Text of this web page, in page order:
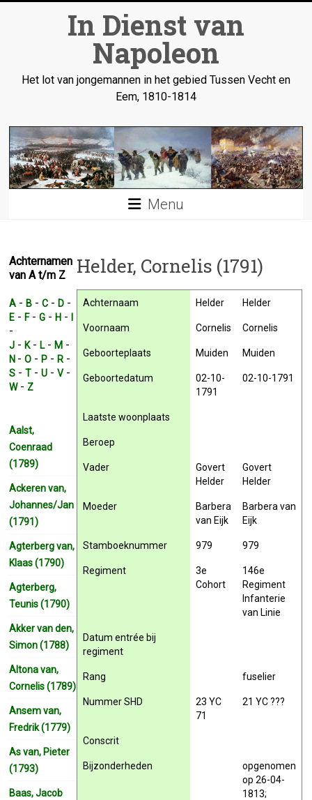
In Dienst van
Napoleon
Het lot van jongemannen in het gebied Tussen Vecht en
Eem, 1810-1814
Menu
Helder, Cornelis (1791)
Achternaam Helder Helder
Voornaam Cornelis Cornelis
Geboorteplaats Muiden Muiden
Geboortedatum
02-10-
1791
02-10-1791
Laatste woonplaats
Beroep
Vader
Govert
Helder
Govert
Helder
Moeder
Barbera
van Eijk
Barbera van
Eijk
Stamboeknummer 979 979
Regiment
3e
Cohort
146e
Regiment
Infanterie
van Linie
Datum entrée bij
regiment
Rang fuselier
Nummer SHD
23 YC
71
21 YC ???
Conscrit
Bijzonderheden
opgenomen
op 26-04-
1813;
Achternamen
van A t/m Z
A -B -C -D -
E -F-G -H -
-
J -K-L-M -
N -O -P -R -
S -T -U -V-
W- Z
Aalst,
Coenraad
(1789)
Ackeren van,
Johannes/Jan
(1791)
Agterberg van,
Klaas (1790)
Agterberg,
Teunis (1790)
Akker van den,
Simon (1788)
Altona van,
Cornelis (1789)
Ansem van,
Fredrik (1779)
As van, Pieter
(1793)
Baas, Jacob